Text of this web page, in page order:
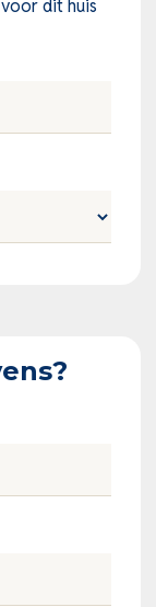
dit huis